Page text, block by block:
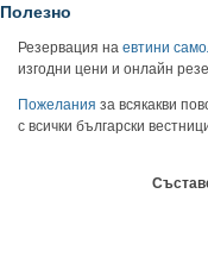
Полезно
Резервация на евтини
изгодни цени и онлайн
Пожелания за всякакви
с всички български